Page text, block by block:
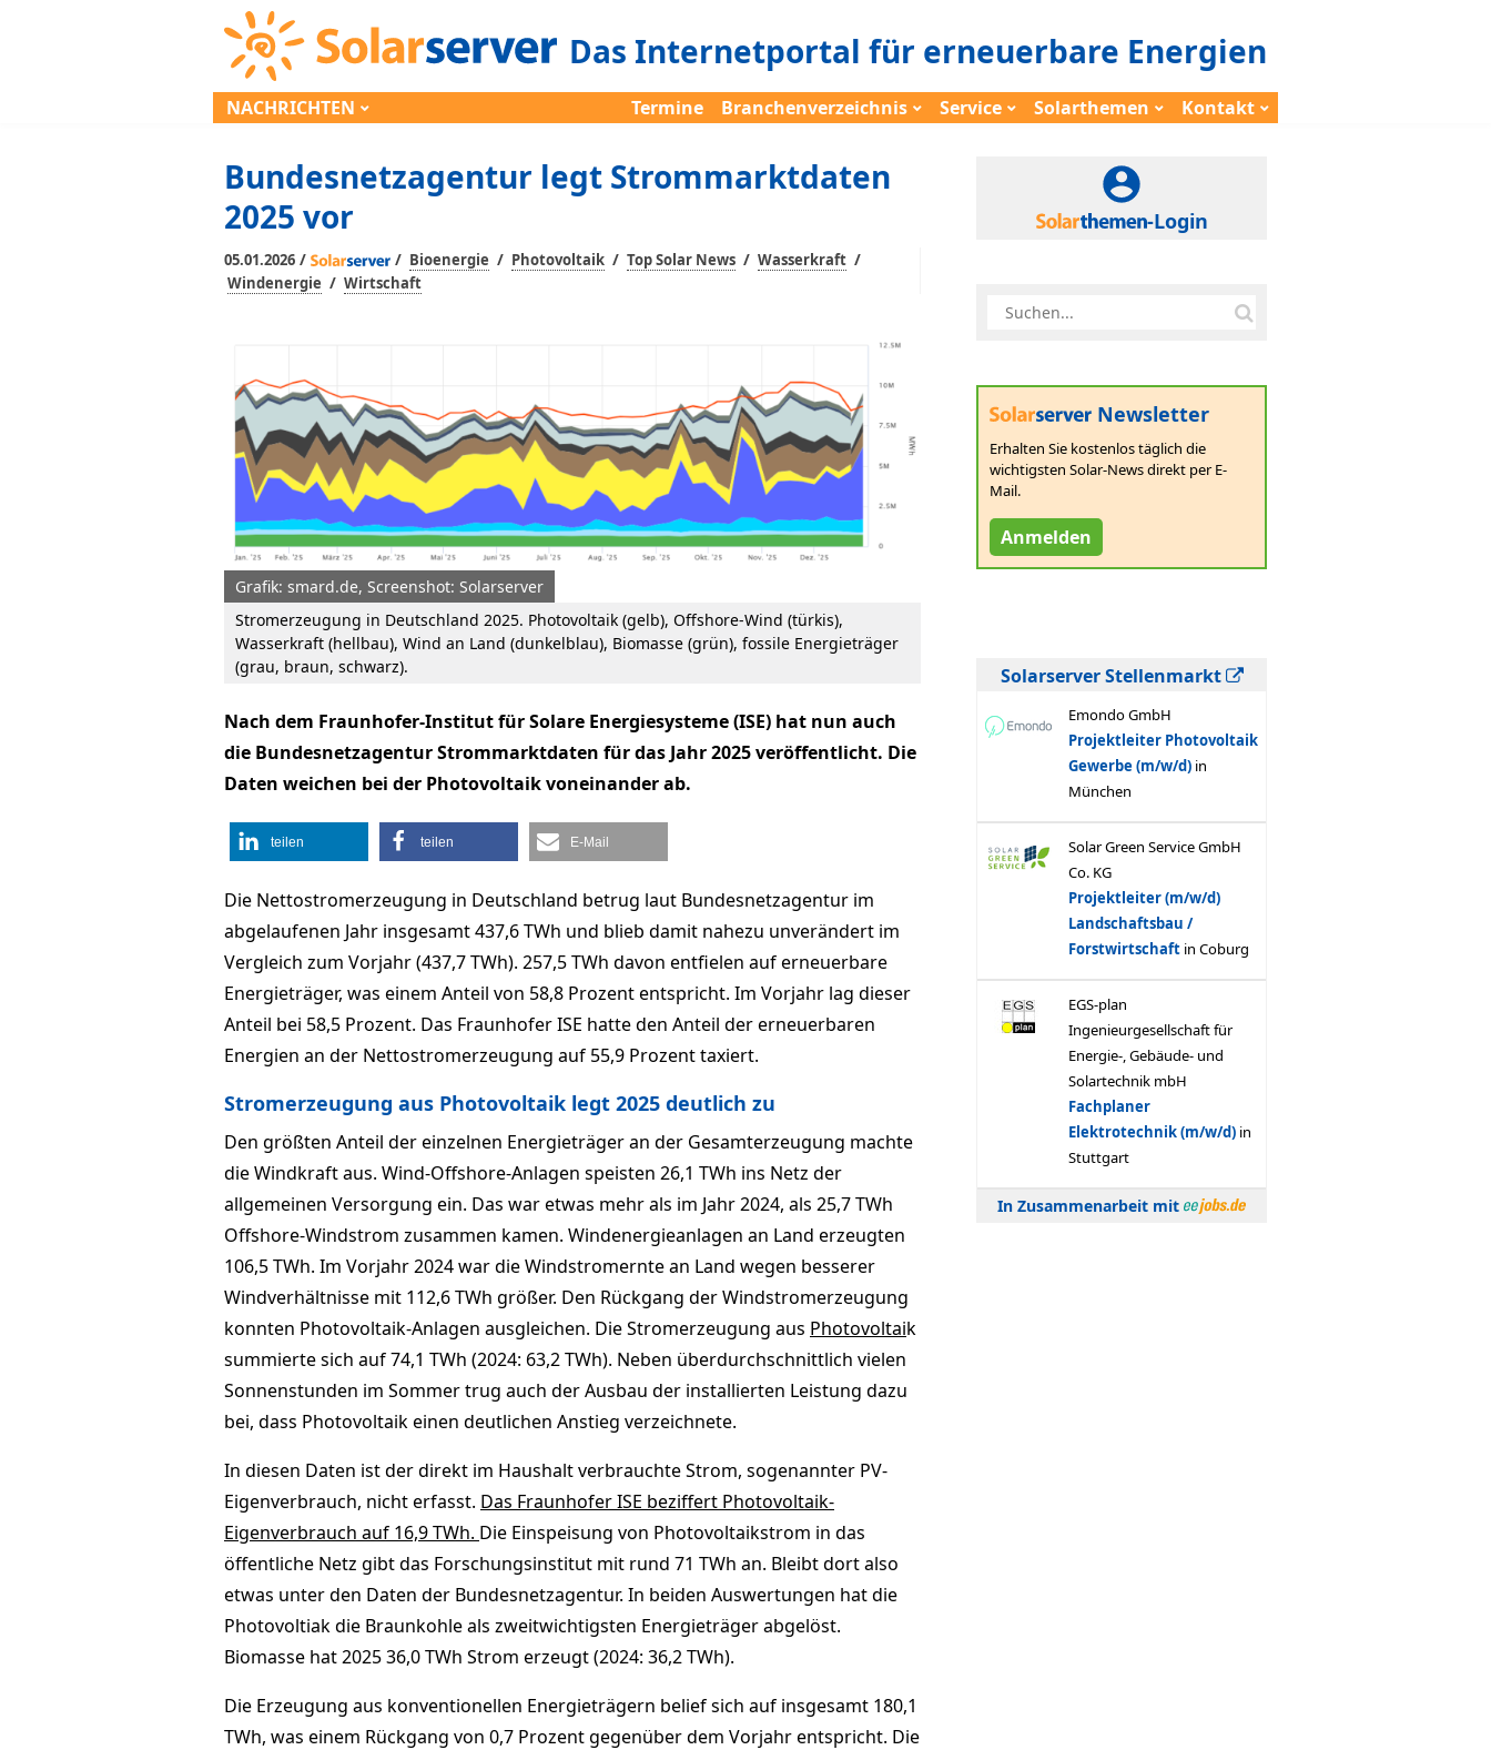
Das Internetportal für erneuerbare Energien
NACHRICHTEN Termine Branchenverzeichnis Service Solarthemen Kontakt
Bundesnetzagentur legt Strommarktdaten
2025 vor
05.01.2026 / / Bioenergie / Photovoltaik / Top Solar News / Wasserkraft /
Windenergie / Wirtschaft
Grafik: smard.de, Screenshot: Solarserver
Stromerzeugung in Deutschland 2025. Photovoltaik (gelb), Offshore-Wind (türkis),
Wasserkraft (hellbau), Wind an Land (dunkelblau), Biomasse (grün), fossile Energieträger
(grau, braun, schwarz).
Nach dem Fraunhofer-Institut für Solare Energiesysteme (ISE) hat nun auch
die Bundesnetzagentur Strommarktdaten für das Jahr 2025 veröffentlicht. Die
Daten weichen bei der Photovoltaik voneinander ab.
teilen teilen E-Mail
Die Nettostromerzeugung in Deutschland betrug laut Bundesnetzagentur im
abgelaufenen Jahr insgesamt 437,6 TWh und blieb damit nahezu unverändert im
Vergleich zum Vorjahr (437,7 TWh). 257,5 TWh davon entfielen auf erneuerbare
Energieträger, was einem Anteil von 58,8 Prozent entspricht. Im Vorjahr lag dieser
Anteil bei 58,5 Prozent. Das Fraunhofer ISE hatte den Anteil der erneuerbaren
Energien an der Nettostromerzeugung auf 55,9 Prozent taxiert.
Stromerzeugung aus Photovoltaik legt 2025 deutlich zu
Den größten Anteil der einzelnen Energieträger an der Gesamterzeugung machte
die Windkraft aus. Wind-Offshore-Anlagen speisten 26,1 TWh ins Netz der
allgemeinen Versorgung ein. Das war etwas mehr als im Jahr 2024, als 25,7 TWh
Offshore-Windstrom zusammen kamen. Windenergieanlagen an Land erzeugten
106,5 TWh. Im Vorjahr 2024 war die Windstromernte an Land wegen besserer
Windverhältnisse mit 112,6 TWh größer. Den Rückgang der Windstromerzeugung
konnten Photovoltaik-Anlagen ausgleichen. Die Stromerzeugung aus Photovoltaik
summierte sich auf 74,1 TWh (2024: 63,2 TWh). Neben überdurchschnittlich vielen
Sonnenstunden im Sommer trug auch der Ausbau der installierten Leistung dazu
bei, dass Photovoltaik einen deutlichen Anstieg verzeichnete.
In diesen Daten ist der direkt im Haushalt verbrauchte Strom, sogenannter PV-
Eigenverbrauch, nicht erfasst. Das Fraunhofer ISE beziffert Photovoltaik-
Eigenverbrauch auf 16,9 TWh. Die Einspeisung von Photovoltaikstrom in das
öffentliche Netz gibt das Forschungsinstitut mit rund 71 TWh an. Bleibt dort also
etwas unter den Daten der Bundesnetzagentur. In beiden Auswertungen hat die
Photovoltiak die Braunkohle als zweitwichtigsten Energieträger abgelöst.
Biomasse hat 2025 36,0 TWh Strom erzeugt (2024: 36,2 TWh).
Die Erzeugung aus konventionellen Energieträgern belief sich auf insgesamt 180,1
TWh, was einem Rückgang von 0,7 Prozent gegenüber dem Vorjahr entspricht. Die
-Login
Newsletter
Erhalten Sie kostenlos täglich die
wichtigsten Solar-News direkt per E-
Mail.
Anmelden
Solarserver Stellenmarkt
In Zusammenarbeit mit